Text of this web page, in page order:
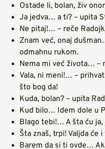
Ostade li, bolan, živ
Ja jedva… a ti? – upita
Ne pitaj!… – reče
Znam već, onaj
odmahnu rukom.
Nema mi već života… –
Vala, ni meni!… –
što bog da!
Kuda, bolan? – upita
Kud bilo… Idem dole u
Blago tebi!… A šta ću ja,
Šta znaš, trpi! Valjda će
Barem da si ti ovde…